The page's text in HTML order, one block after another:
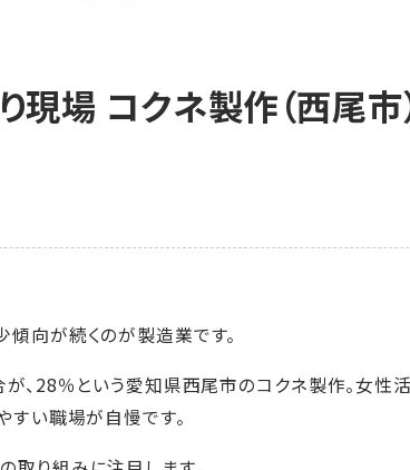
場 コクネ製作（西尾市
向が続くのが製造業です。
、28％という愛知県西尾市のコクネ製作。女性
すい職場が自慢です。